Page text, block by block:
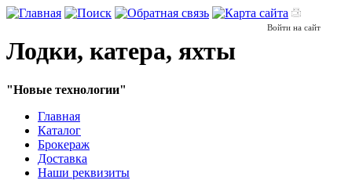
Войти на сайт
Лодки, катера, яхты
"Новые технологии"
Главная
Каталог
Брокераж
Доставка
Наши реквизиты